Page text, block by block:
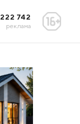
222 742
реклама